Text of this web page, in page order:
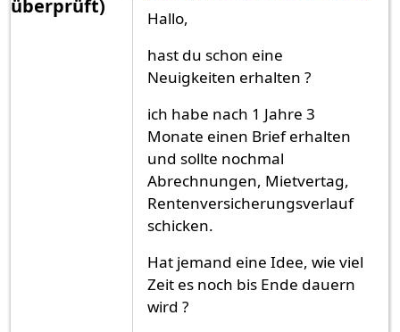
überprüft)
Hallo,
hast du schon eine
Neuigkeiten erhalten ?
ich habe nach 1 Jahre 3
Monate einen Brief erhalten
und sollte nochmal
Abrechnungen, Mietvertag,
Rentenversicherungsverlauf
schicken.
Hat jemand eine Idee, wie viel
Zeit es noch bis Ende dauern
wird ?